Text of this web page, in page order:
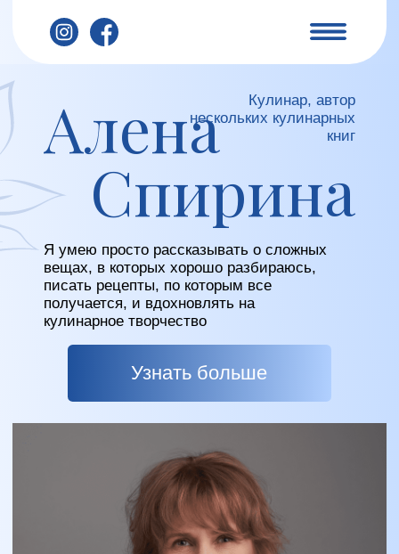
Электронные книги и сборники Уроки
Cпирина
Я умею просто рассказывать о сложных
вещах, в которых хорошо разбираюсь,
писать рецепты, по которым все
получается, и вдохновлять на
книг
Узнать больше